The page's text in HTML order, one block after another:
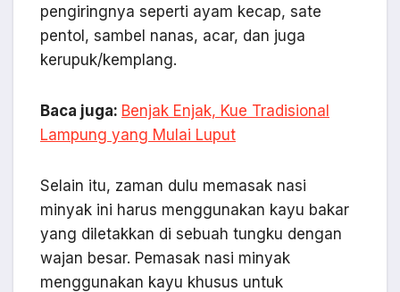
pengiringnya seperti ayam kecap, sate
pentol, sambel nanas, acar, dan juga
kerupuk/kemplang.
Baca juga: Benjak Enjak, Kue Tradisional
Lampung yang Mulai Luput
Selain itu, zaman dulu memasak nasi
minyak ini harus menggunakan kayu bakar
yang diletakkan di sebuah tungku dengan
wajan besar. Pemasak nasi minyak
menggunakan kayu khusus untuk